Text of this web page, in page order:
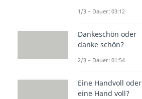
1/3 – Dauer: 03:12
Dankeschön oder
danke schön?
2/3 – Dauer: 01:54
Eine Handvoll oder
eine Hand voll?